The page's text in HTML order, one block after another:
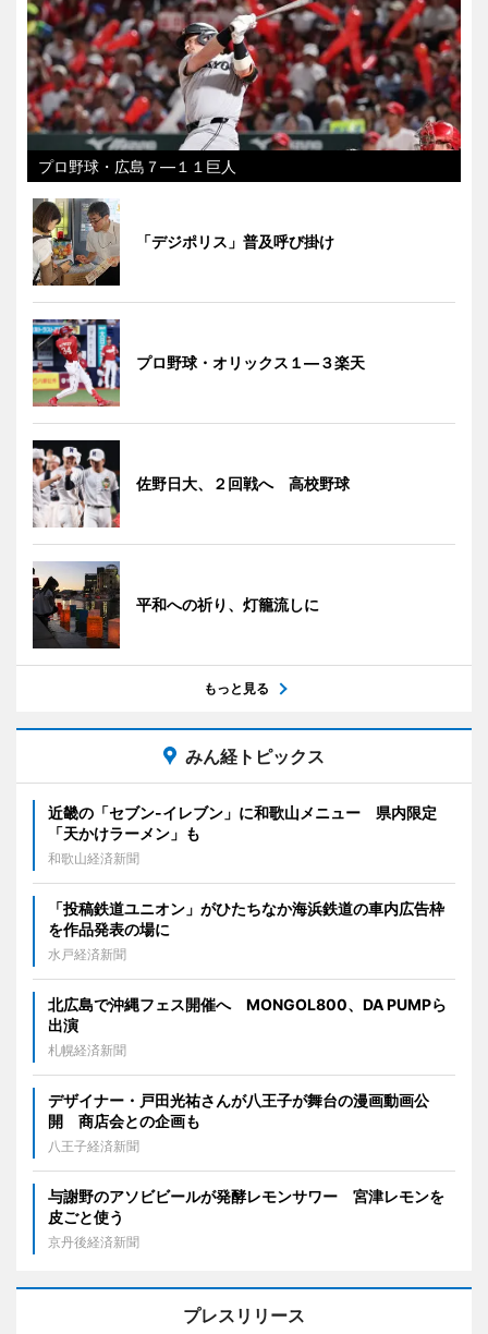
プロ野球・広島７―１１巨人
「デジポリス」普及呼び掛け
プロ野球・オリックス１―３楽天
佐野日大、２回戦へ 高校野球
平和への祈り、灯籠流しに
もっと見る
みん経トピックス
近畿の「セブン-イレブン」に和歌山メニュー 県内限定
「天かけラーメン」も
和歌山経済新聞
「投稿鉄道ユニオン」がひたちなか海浜鉄道の車内広告枠
を作品発表の場に
水戸経済新聞
北広島で沖縄フェス開催へ MONGOL800、DA PUMPら
出演
札幌経済新聞
デザイナー・戸田光祐さんが八王子が舞台の漫画動画公
開 商店会との企画も
八王子経済新聞
与謝野のアソビビールが発酵レモンサワー 宮津レモンを
皮ごと使う
京丹後経済新聞
プレスリリース